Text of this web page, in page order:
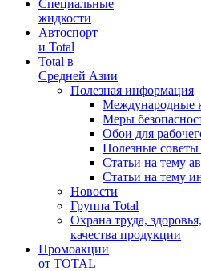
Специальные
жидкости
Автоспорт
и Total
Total в
Средней Азии
Полезная информация
Международные
Меры
Обои для
Полезные
Статьи на тему
Статьи на тему
Новости
Группа Total
Охрана труда,
качества продукции
Промоакции
от TOTAL